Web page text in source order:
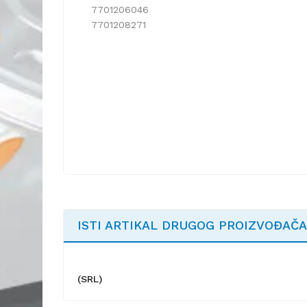
7701206046
7701208271
ISTI ARTIKAL DRUGOG PROIZVOĐAČA
(SRL)